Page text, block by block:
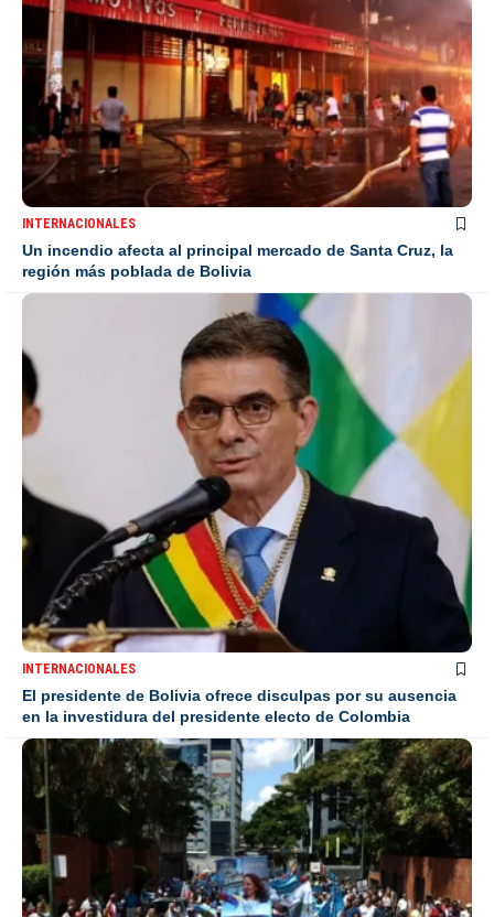
INTERNACIONALES
Un incendio afecta al principal mercado de Santa Cruz, la
región más poblada de Bolivia
INTERNACIONALES
El presidente de Bolivia ofrece disculpas por su ausencia
en la investidura del presidente electo de Colombia